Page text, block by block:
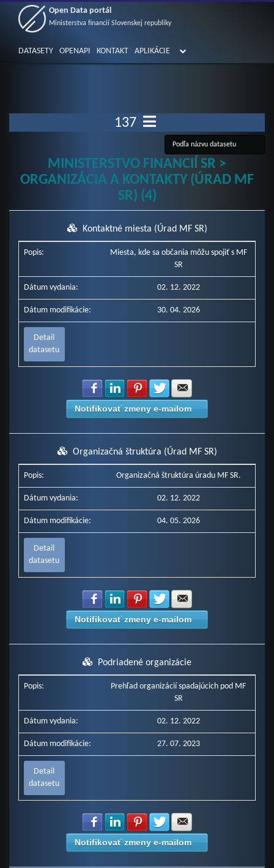
Open Data portál
Ministerstva financií Slovenskej republiky
DATASETY OPENAPI KONTAKT APLIKÁCIE
137
MINISTERSTVO FINANCIÍ SR >
ORGANIZÁCIA A KONTAKTY (ÚRAD MF
SR) (4)
Kontaktné miesta (Úrad MF SR)
Popis:
Miesta, kde sa občania môžu spojiť s MF
SR
Dátum vydania: 02. 12. 2022
Dátum modifikácie: 30. 04. 2026
Detail
datasetu
Zdielať na Facebook
Zdielať na LinkedIn
Zdielať na Pinterest
Zdielať na Twitter
Notifikovať zmeny e-mailom
Organizačná štruktúra (Úrad MF SR)
Popis: Organizačná štruktúra úradu MF SR.
Dátum vydania: 02. 12. 2022
Dátum modifikácie: 04. 05. 2026
Detail
datasetu
Zdielať na Facebook
Zdielať na LinkedIn
Zdielať na Pinterest
Zdielať na Twitter
Notifikovať zmeny e-mailom
Podriadené organizácie
Popis:
Prehľad organizácií spadajúcich pod MF
SR
Dátum vydania: 02. 12. 2022
Dátum modifikácie: 27. 07. 2023
Detail
datasetu
Zdielať na Facebook
Zdielať na LinkedIn
Zdielať na Pinterest
Zdielať na Twitter
Notifikovať zmeny e-mailom